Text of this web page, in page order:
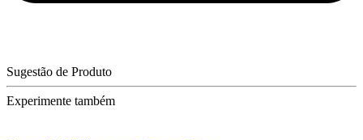
Sugestão de Produto
Experimente também